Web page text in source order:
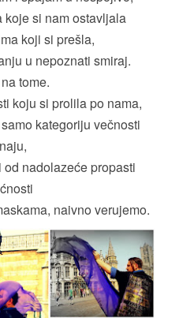
koje si nam ostavljala
koji si prešla,
u nepoznati smiraj.
tome.
koju si prolila po nama,
kategoriju večnosti
nadolazeće propasti
naivno verujemo.